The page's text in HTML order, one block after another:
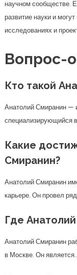
научном сообществе.
развитие науки и
исследованиях и
Вопрос-
Кто такой
Анатолий Смиранин —
специализирующийся
Какие
Смиранин?
Анатолий Смиранин
карьере. Он провел
Где
Анатолий Смиранин
в Москве. Он